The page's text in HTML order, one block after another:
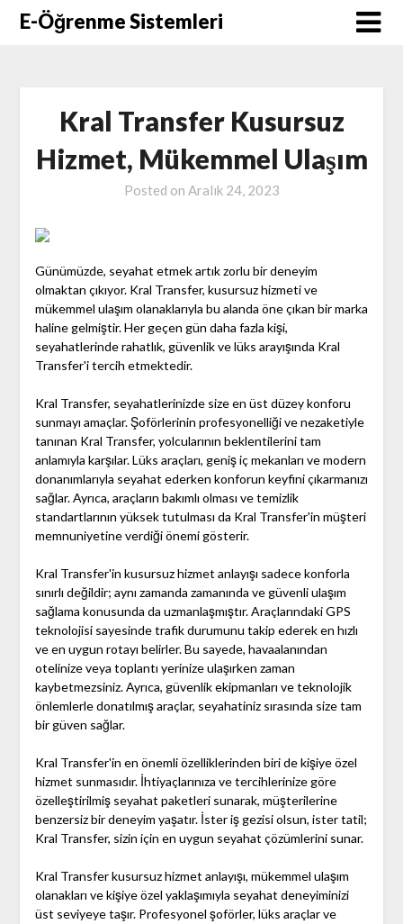
SkipE-Öğrenme Sistemleri
Kral Transfer Kusursuz
Hizmet, Mükemmel Ulaşım
Posted on Aralık 24, 2023
Günümüzde, seyahat etmek artık zorlu bir deneyim
olmaktan çıkıyor. Kral Transfer, kusursuz hizmeti ve
mükemmel ulaşım olanaklarıyla bu alanda öne çıkan bir marka
haline gelmiştir. Her geçen gün daha fazla kişi,
seyahatlerinde rahatlık, güvenlik ve lüks arayışında Kral
Transfer'i tercih etmektedir.
Kral Transfer, seyahatlerinizde size en üst düzey konforu
sunmayı amaçlar. Şoförlerinin profesyonelliği ve nezaketiyle
tanınan Kral Transfer, yolcularının beklentilerini tam
anlamıyla karşılar. Lüks araçları, geniş iç mekanları ve modern
donanımlarıyla seyahat ederken konforun keyfini çıkarmanızı
sağlar. Ayrıca, araçların bakımlı olması ve temizlik
standartlarının yüksek tutulması da Kral Transfer'in müşteri
memnuniyetine verdiği önemi gösterir.
Kral Transfer'in kusursuz hizmet anlayışı sadece konforla
sınırlı değildir; aynı zamanda zamanında ve güvenli ulaşım
sağlama konusunda da uzmanlaşmıştır. Araçlarındaki GPS
teknolojisi sayesinde trafik durumunu takip ederek en hızlı
ve en uygun rotayı belirler. Bu sayede, havaalanından
otelinize veya toplantı yerinize ulaşırken zaman
kaybetmezsiniz. Ayrıca, güvenlik ekipmanları ve teknolojik
önlemlerle donatılmış araçlar, seyahatiniz sırasında size tam
bir güven sağlar.
Kral Transfer'in en önemli özelliklerinden biri de kişiye özel
hizmet sunmasıdır. İhtiyaçlarınıza ve tercihlerinize göre
özelleştirilmiş seyahat paketleri sunarak, müşterilerine
benzersiz bir deneyim yaşatır. İster iş gezisi olsun, ister tatil;
Kral Transfer, sizin için en uygun seyahat çözümlerini sunar.
Kral Transfer kusursuz hizmet anlayışı, mükemmel ulaşım
olanakları ve kişiye özel yaklaşımıyla seyahat deneyiminizi
üst seviyeye taşır. Profesyonel şoförler, lüks araçlar ve